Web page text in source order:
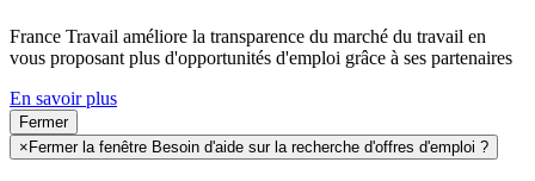
France Travail améliore la transparence du marché du travail en
vous proposant plus d'opportunités d'emploi grâce à ses partenaires
En savoir plus
Fermer
× Fermer la fenêtre Besoin d'aide sur la recherche d'offres d'emploi ?